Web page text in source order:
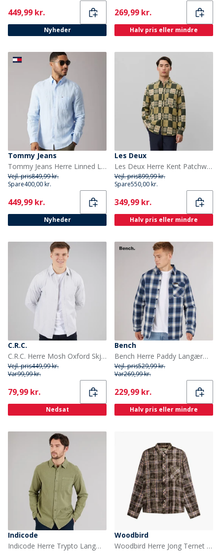
Current
449,99 kr.
Nyheder
Current
269,99 kr.
Halv pris eller mindre
Tommy Jeans
Tommy Jeans Herre Linned Langærmet Skjorte Sweet Blue
Vejl. pris849,99 kr.
Spare400,00 kr.
Current
449,99 kr.
Nyheder
Les Deux
Les Deux Herre Kent Patchwork Tern Skjorte Duffel Bag
Vejl. pris899,99 kr.
Spare550,00 kr.
Current
349,99 kr.
Halv pris eller mindre
C.R.C.
C.R.C. Herre Mosh Oxford Skjorte Olive/Hvid
Vejl. pris449,99 kr.
Var99,99 kr.
Current
79,99 kr.
Nedsat
Bench
Bench Herre Paddy Langærmet Vatteret Skjorte Blå Tjek
Vejl. pris529,99 kr.
Var269,99 kr.
Current
229,99 kr.
Halv pris eller mindre
Indicode
Indicode Herre Trypto Langærmet Skjorte Sea Spray
Woodbird
Woodbird Herre Jong Ternet Skjorte Brown Check